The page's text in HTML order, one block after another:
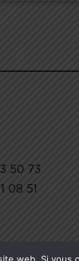
50 73
08 51